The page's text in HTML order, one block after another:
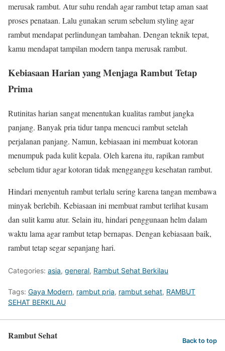
merusak rambut. Atur suhu rendah agar rambut tetap aman saat
proses penataan. Lalu gunakan serum sebelum styling agar
rambut mendapat perlindungan tambahan. Dengan teknik tepat,
kamu mendapat tampilan modern tanpa merusak rambut.
Kebiasaan Harian yang Menjaga Rambut Tetap
Prima
Rutinitas harian sangat menentukan kualitas rambut jangka
panjang. Banyak pria tidur tanpa mencuci rambut setelah
perjalanan panjang. Namun, kebiasaan ini membuat kotoran
menumpuk pada kulit kepala. Oleh karena itu, rapikan rambut
sebelum tidur agar kotoran tidak mengganggu kesehatan rambut.
Hindari menyentuh rambut terlalu sering karena tangan membawa
minyak berlebih. Kebiasaan ini membuat rambut terlihat kusam
dan sulit kamu atur. Selain itu, hindari penggunaan helm dalam
waktu lama agar rambut tetap bernapas. Dengan kebiasaan baik,
rambut tetap segar sepanjang hari.
Categories: asia, general, Rambut Sehat Berkilau
Tags: Gaya Modern, rambut pria, rambut sehat, RAMBUT
SEHAT BERKILAU
Rambut Sehat Back to top